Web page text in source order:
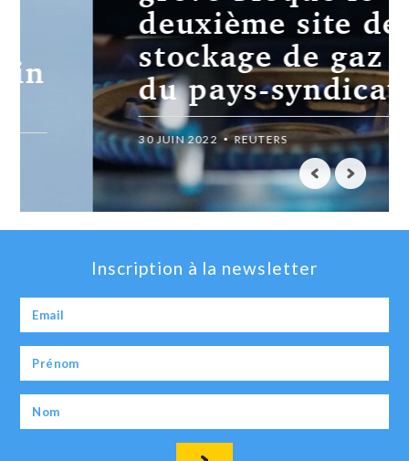
deuxième site de
stockage de gaz
du pays-syndicats
30 JUIN 2022 REUTERS
Inscription à la newsletter